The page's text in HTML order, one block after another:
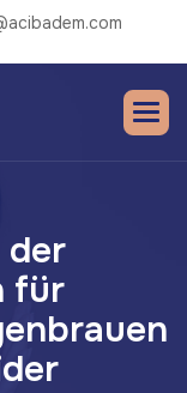
für